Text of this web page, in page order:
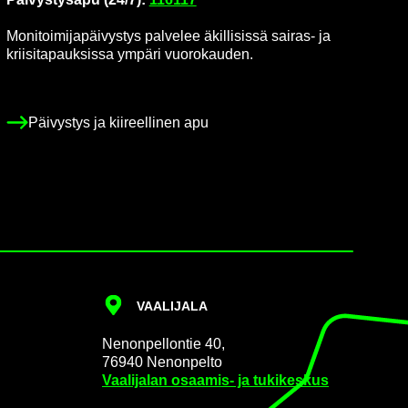
Mo­ni­toi­mi­ja­päi­vys­tys pal­ve­lee äkil­li­sis­sä sairas-​ ja
krii­si­ta­pauk­sis­sa ym­pä­ri vuo­ro­kau­den.
Päi­vys­tys ja kii­reel­li­nen apu
VAA­LI­JA­LA
Ne­non­pel­lon­tie 40,
76940 Ne­non­pel­to
Vaa­li­ja­lan osaamis-​ ja tu­ki­kes­kus